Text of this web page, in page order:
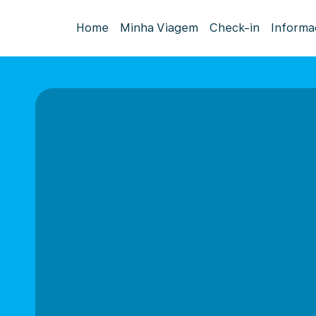
Home Minha Viagem Check-in